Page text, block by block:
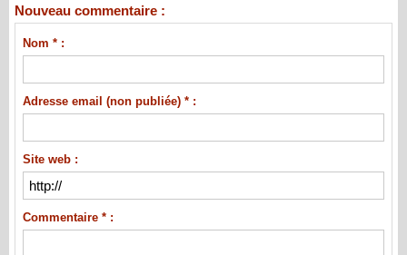
Nouveau commentaire :
Nom * :
Adresse email (non publiée) * :
Site web :
Commentaire * :